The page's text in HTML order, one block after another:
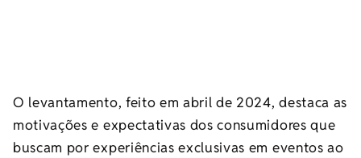
O levantamento, feito em abril de 2024, destaca as
motivações e expectativas dos consumidores que
buscam por experiências exclusivas em eventos ao